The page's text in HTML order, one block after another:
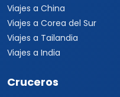
Viajes a China
Viajes a Corea del Sur
Viajes a Tailandia
Viajes a India
Cruceros